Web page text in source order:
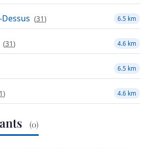
(31) 6.5 km
(31) 4.6 km
6.5 km
) 4.6 km
(0)